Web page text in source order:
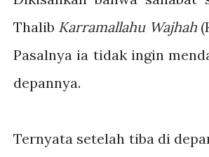
Thalib Karramallahu Wajhah
Pasalnya ia tidak ingin
depannya.
Ternyata setelah tiba di